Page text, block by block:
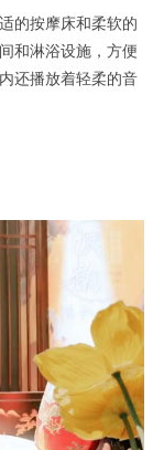
的按摩床和柔软的
和淋浴设施，方便
还播放着轻柔的音